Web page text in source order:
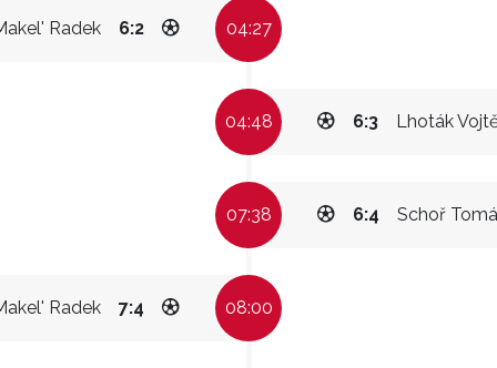
Radek 6:2 04:27
04:48 Lhoták
6:3
07:38 Schoř
6:4
Radek 7:4 08:00